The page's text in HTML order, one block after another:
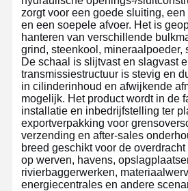
zorgt voor een goede sluiting,
en een soepele afvoer. Het is
hanteren van verschillende
grind, steenkool, mineraalpoeder,
De schaal is slijtvast en slagvast
transmissiestructuur is stevig en
in cilinderinhoud en afwijkende
mogelijk. Het product wordt in de
installatie en inbedrijfstelling ter
exportverpakking voor
verzending en after-sales
breed geschikt voor de overdracht
op werven, havens,
rivierbaggerwerken,
energiecentrales en andere